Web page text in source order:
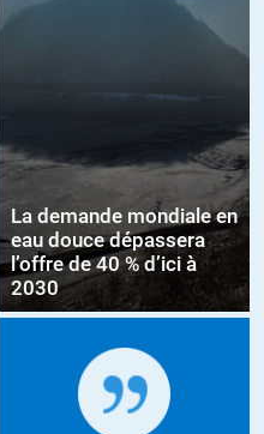
La demande mondiale en
eau douce dépassera
l’offre de 40 % d’ici à
2030